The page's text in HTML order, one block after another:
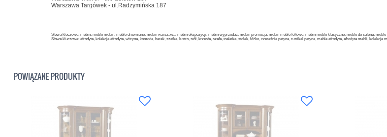
Warszawa Targówek - ul.Radzymińska 187
Słowa kluczowe: mebin, meble mebin, meble drewniane, mebin warszawa, mebin ekspozycji, mebin wyprzedaż, mebin promocja, mebin meble loftowe, mebin meble klasyczne, meble do salonu,
Słowa kluczowe: afrodyta, kolekcja afrodyta, witryna, komoda, barek, szafka, lustro, stół, krzesła, szafa, toaletka, stołek, łóżko, czereśnia patyna, rustikal patyna, meble afrodyta, afrodyta mebli, kolekcja
POWIĄZANE PRODUKTY